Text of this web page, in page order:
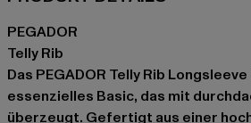
PEGADOR
Telly Rib
Das PEGADOR Telly Rib
essenzielles Basic, das mit
überzeugt. Gefertigt aus einer